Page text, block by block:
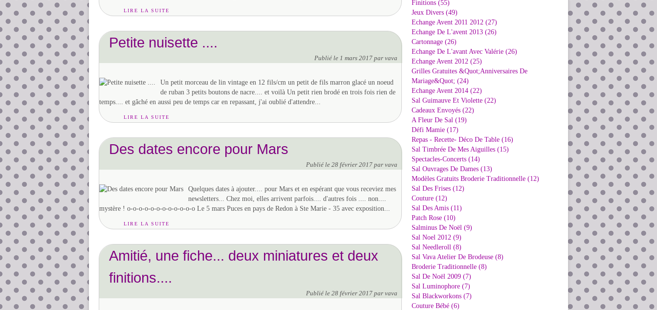
LIRE LA SUITE
Petite nuisette ....
Publié le 1 mars 2017 par vava
Un petit morceau de lin vintage en 12 fils/cm un petit de fils marron glacé un noeud
de ruban 3 petits boutons de nacre.... et voilà Un petit rien brodé en trois fois rien de
temps.... et gâché en aussi peu de temps car en repassant, j'ai oublié d'attendre...
LIRE LA SUITE
Des dates encore pour Mars
Publié le 28 février 2017 par vava
Quelques dates à ajouter.... pour Mars et en espérant que vous receviez mes
newsletters... Chez moi, elles arrivent parfois.... d'autres fois .... non....
mystère ! o-o-o-o-o-o-o-o-o-o-o-o Le 5 mars Puces en pays de Redon à Ste Marie - 35 avec exposition...
LIRE LA SUITE
Amitié, une fiche... deux miniatures et deux
finitions....
Publié le 28 février 2017 par vava
Finitions (55)
Jeux Divers (49)
Echange Avent 2011 2012 (27)
Echange De L'avent 2013 (26)
Cartonnage (26)
Echange De L'avant Avec Valérie (26)
Echange Avent 2012 (25)
Grilles Gratuites &Quot;Anniversaires De
Mariage&Quot; (24)
Echange Avent 2014 (22)
Sal Guimauve Et Violette (22)
Cadeaux Envoyés (22)
A Fleur De Sal (19)
Défi Mamie (17)
Repas - Recette- Déco De Table (16)
Sal Timbrée De Mes Aiguilles (15)
Spectacles-Concerts (14)
Sal Ouvrages De Dames (13)
Modèles Gratuits Broderie Traditionnelle (12)
Sal Des Frises (12)
Couture (12)
Sal Des Amis (11)
Patch Rose (10)
Salminus De Noël (9)
Sal Noel 2012 (9)
Sal Needleroll (8)
Sal Vava Atelier De Brodeuse (8)
Broderie Traditionnelle (8)
Sal De Noël 2009 (7)
Sal Luminophore (7)
Sal Blackworkons (7)
Couture Bébé (6)